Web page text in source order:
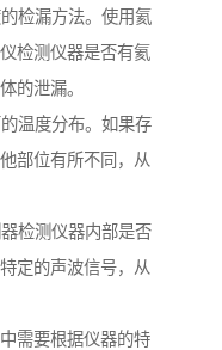
检漏方法。使用氦
检测仪器是否有氦
的泄漏。
温度分布。如果存
部位有所不同，从
检测仪器内部是否
定的声波信号，从
需要根据仪器的特